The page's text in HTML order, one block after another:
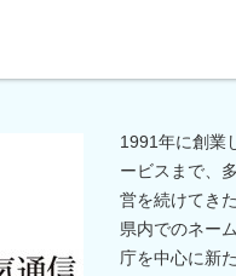
1991年に創業
ービスまで、
営を続けてき
県内でのネー
庁を中心に新